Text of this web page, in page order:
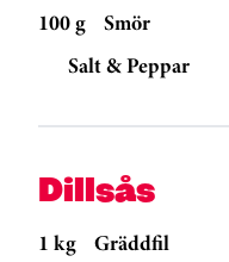
100 g
Smör
Salt & Peppar
Dillsås
1 kg
Gräddfil